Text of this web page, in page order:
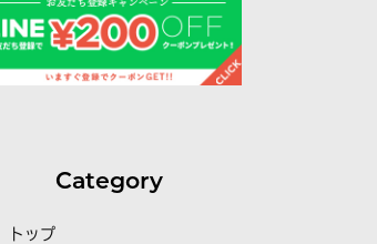
Category
トップ